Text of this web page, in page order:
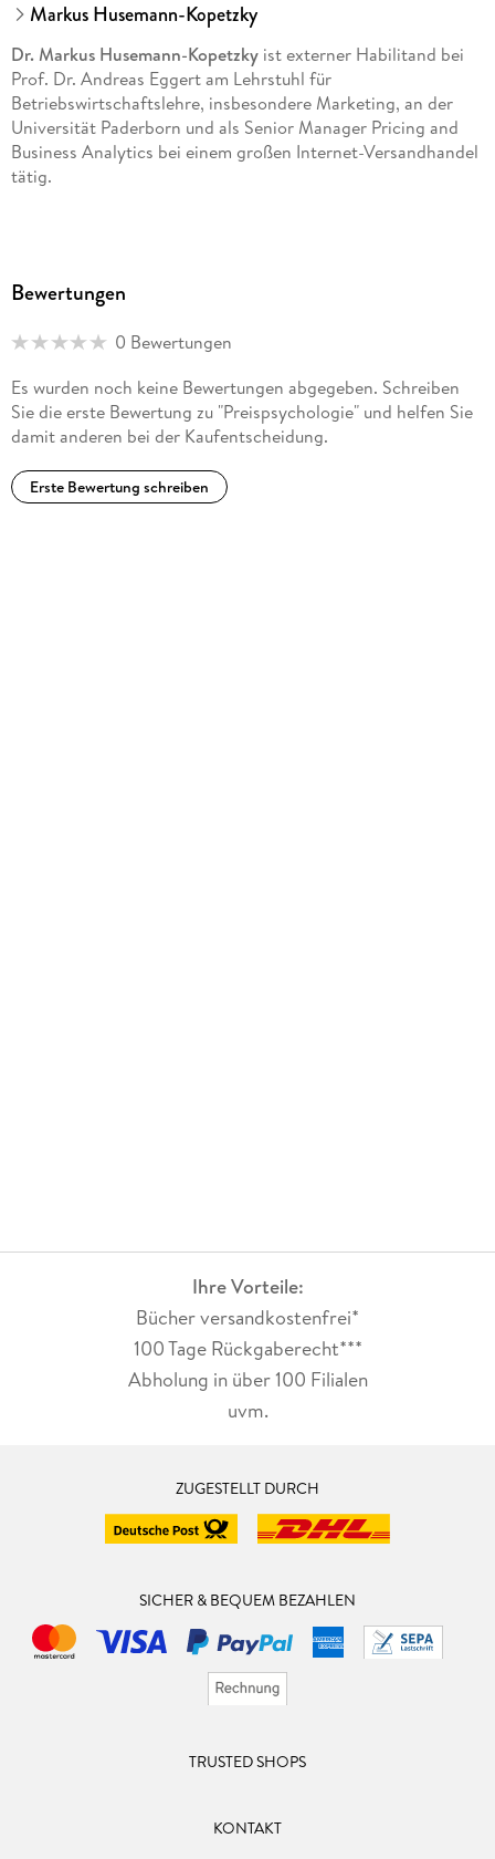
Markus Husemann-Kopetzky
Dr. Markus Husemann-Kopetzkyist externer Habilitand bei
Prof. Dr. Andreas Eggert am Lehrstuhl für
Betriebswirtschaftslehre, insbesondere Marketing, an der
Universität Paderborn und als Senior Manager Pricing and
Business Analytics bei einem großen Internet-Versandhandel
tätig.
Bewertungen
0 Bewertungen
Es wurden noch keine Bewertungen abgegeben. Schreiben
Sie die erste Bewertung zu "Preispsychologie" und helfen Sie
damit anderen bei der Kaufentscheidung.
Erste Bewertung schreiben
Ihre Vorteile:
Bücher versandkostenfrei*
100 Tage Rückgaberecht***
Abholung in über 100 Filialen
uvm.
ZUGESTELLT DURCH
SICHER & BEQUEM BEZAHLEN
TRUSTED SHOPS
KONTAKT